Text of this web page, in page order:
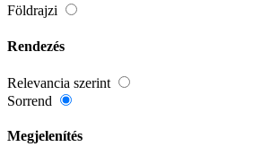
Földrajzi
Rendezés
Relevancia szerint
Sorrend
Megjelenítés